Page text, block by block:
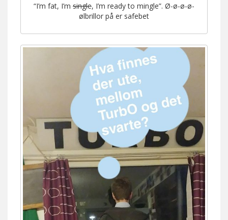
“I’m fat, I’m single, I’m ready to mingle”. Ø-ø-ø-ø-
ølbrillor på er safebet